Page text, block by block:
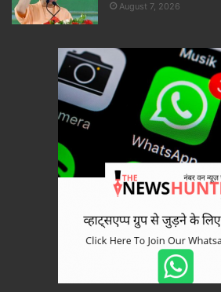
August 7, 2026